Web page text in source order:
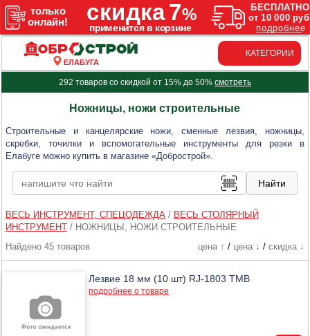
ЕЛАБУГА
КАТЕГОРИИ
292 товаров со скидкой от 15% до 50% смотреть
Ножницы, ножи строительные
Строительные и канцелярские ножи, сменные лезвия, ножницы,
скребки, точилки и вспомогательные инструменты для резки в
Елабуге можно купить в магазине «Добрострой».
ВЕСЬ ИНСТРУМЕНТ, СПЕЦОДЕЖДА/ ВЕСЬ СТОЛЯРНЫЙ
ИНСТРУМЕНТ/ НОЖНИЦЫ, НОЖИ СТРОИТЕЛЬНЫЕ
Найдено 45 товаров
цена ↑ / цена ↓ / скидка ↓
Лезвие 18 мм (10 шт) RJ-1803 ТМВ
подробнее о товаре